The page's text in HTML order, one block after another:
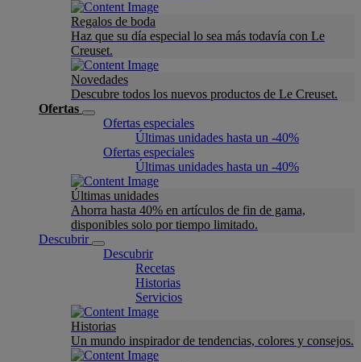
Regalos de boda
Haz que su día especial lo sea más todavía con Le
Creuset.
Novedades
Descubre todos los nuevos productos de Le Creuset.
Ofertas
Ofertas especiales
Últimas unidades hasta un -40%
Ofertas especiales
Últimas unidades hasta un -40%
Últimas unidades
Ahorra hasta 40% en artículos de fin de gama,
disponibles solo por tiempo limitado.
Descubrir
Descubrir
Recetas
Historias
Servicios
Historias
Un mundo inspirador de tendencias, colores y consejos.